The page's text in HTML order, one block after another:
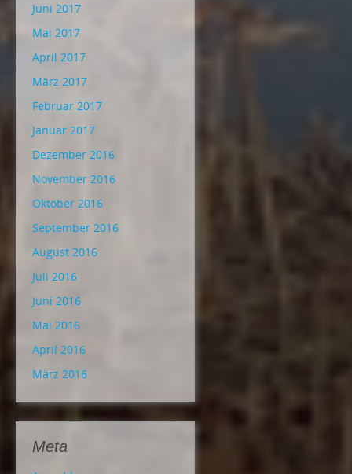
Juni 2017
Mai 2017
April 2017
März 2017
Februar 2017
Januar 2017
Dezember 2016
November 2016
Oktober 2016
September 2016
August 2016
Juli 2016
Juni 2016
Mai 2016
April 2016
März 2016
Meta